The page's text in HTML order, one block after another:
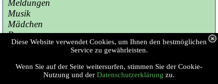
Meldungen
Musik
Mädchen
Presse
Sport
Copyright © 2023 Jugendzentrum Bunker
Diese Website verwendet Cookies, um Ihnen den bestmöglichen
Service zu gewährleisten.
Wenn Sie auf der Seite weitersurfen, stimmen Sie der Cookie-
Nutzung und der Datenschutzerklärung zu.